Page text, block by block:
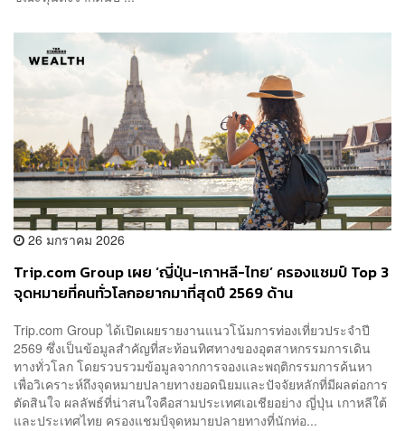
26 มกราคม 2026
Trip.com Group เผย ‘ญี่ปุ่น-เกาหลี-ไทย’ ครองแชมป์ Top 3
จุดหมายที่คนทั่วโลกอยากมาที่สุดปี 2569 ด้าน
Trip.com Group ได้เปิดเผยรายงานแนวโน้มการท่องเที่ยวประจำปี
2569 ซึ่งเป็นข้อมูลสำคัญที่สะท้อนทิศทางของอุตสาหกรรมการเดิน
ทางทั่วโลก โดยรวบรวมข้อมูลจากการจองและพฤติกรรมการค้นหา
เพื่อวิเคราะห์ถึงจุดหมายปลายทางยอดนิยมและปัจจัยหลักที่มีผลต่อการ
ตัดสินใจ ผลลัพธ์ที่น่าสนใจคือสามประเทศเอเชียอย่าง ญี่ปุ่น เกาหลีใต้
และประเทศไทย ครองแชมป์จุดหมายปลายทางที่นักท่อ...